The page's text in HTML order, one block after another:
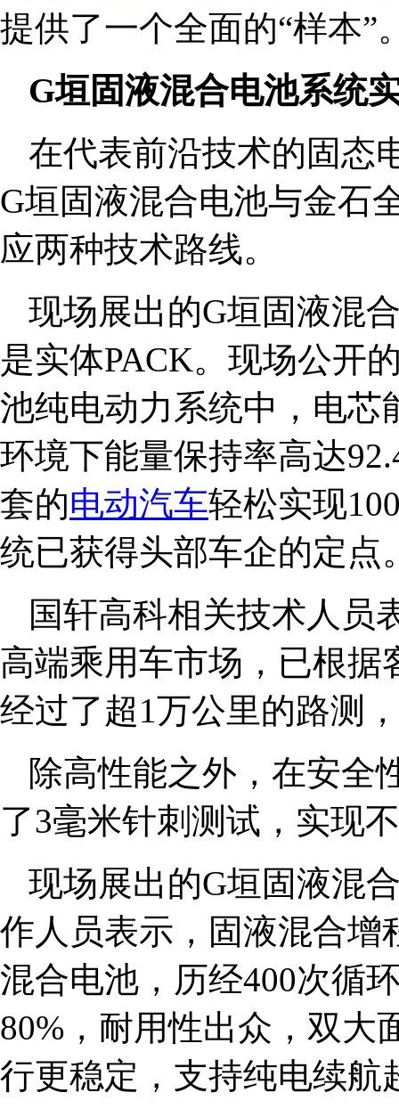
提供了一个全面的“样本”
G垣固液混合电池系统
在代表前沿技术的固态
G垣固液混合电池与金石
应两种技术路线。
现场展出的G垣固液混
是实体PACK。现场公开
池纯电动力系统中，电
环境下能量保持率高达
套的电动汽车轻松实现
统已获得头部车企的定点
国轩高科相关技术人员
高端乘用车市场，已根据
经过了超1万公里的路测
除高性能之外，在安全
了3毫米针刺测试，实现
现场展出的G垣固液混
作人员表示，固液混合增
混合电池，历经400次循
80%，耐用性出众，双大
行更稳定，支持纯电续航